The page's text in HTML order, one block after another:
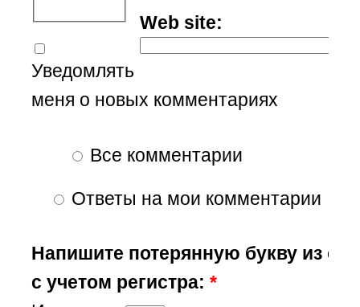
Web site:
Уведомлять
меня о новых комментариях
Все комментарии
Ответы на мои комментарии
Напишите потерянную букву из
с учетом регистра:*